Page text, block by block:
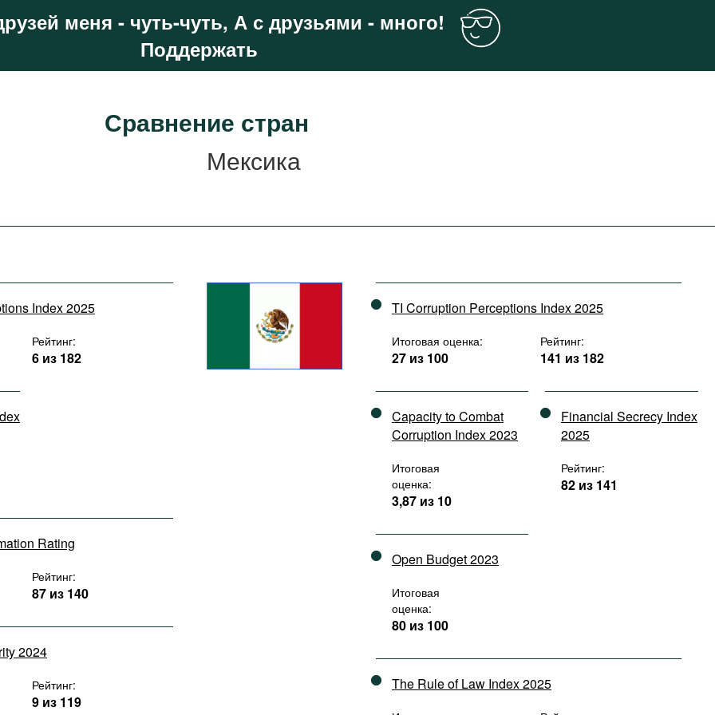
меня - чуть-чуть, А с друзьями - много!
Поддержать
Сравнение стран
Мексика
Index 2025
Рейтинг:
6 из 182
Rating
Рейтинг:
87 из 140
2024
Рейтинг:
9 из 119
TI Corruption Perceptions Index 2025
Итоговая оценка:
27 из 100
Рейтинг:
141 из 182
Capacity to Combat
Corruption Index 2023
Итоговая
оценка:
3,87 из 10
Financial Secrecy Index
2025
Рейтинг:
82 из 141
Open Budget 2023
Итоговая
оценка:
80 из 100
The Rule of Law Index 2025